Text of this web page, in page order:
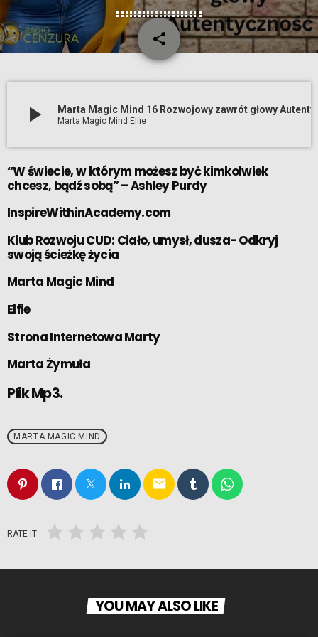
share
email
play_arrow Marta Magic Mind Elfie
“W świecie, w którym możesz być kimkolwiek
chcesz, bądź sobą” – Ashley Purdy
InspireWithinAcademy.com
Klub Rozwoju CUD: Ciało, umysł, dusza- Odkryj
swoją ścieżkę życia
Marta Magic Mind
Elfie
Strona Internetowa Marty
Marta Żymuła
Plik Mp3.
MARTA MAGIC MIND
email
RATE IT
YOU MAY ALSO LIKE